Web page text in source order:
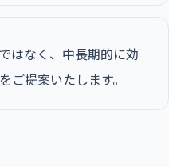
はなく、中長期的に効
ご提案いたします。